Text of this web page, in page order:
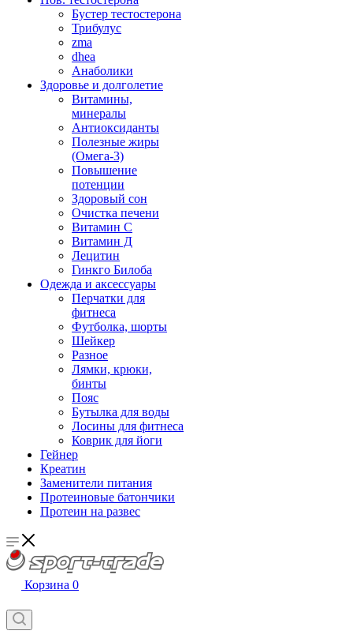
Бустер тестостерона
Трибулус
zma
dhea
Анаболики
Здоровье и долголетие
Витамины,
минералы
Антиоксиданты
Полезные жиры
(Омега-3)
Повышение
потенции
Здоровый сон
Очистка печени
Витамин С
Витамин Д
Лецитин
Гинкго Билоба
Одежда и аксессуары
Перчатки для
фитнеса
Футболка, шорты
Шейкер
Разное
Лямки, крюки,
бинты
Пояс
Бутылка для воды
Лосины для фитнеса
Коврик для йоги
Гейнер
Креатин
Заменители питания
Протеиновые батончики
Протеин на развес
Корзина 0